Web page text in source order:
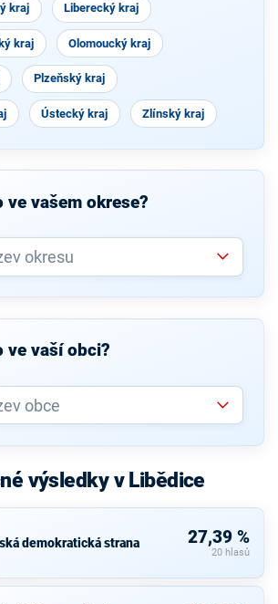
kraj Liberecký kraj
kraj Olomoucký kraj
Plzeňský kraj
Ústecký kraj Zlínský kraj
vašem okrese?
ve vaší obci?
výsledky v Libědice
demokratická strana 27,39 %
20 hlasů